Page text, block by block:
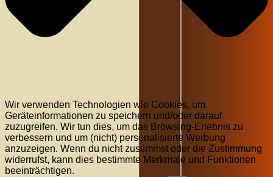
Wir verwenden Technologien wie Cookies, um
Geräteinformationen zu speichern und/oder darauf
zuzugreifen. Wir tun dies, um das Browsing-Erlebnis zu
verbessern und um (nicht) personalisierte Werbung
anzuzeigen. Wenn du nicht zustimmst oder die Zustimmung
widerrufst, kann dies bestimmte Merkmale und Funktionen
beeinträchtigen.